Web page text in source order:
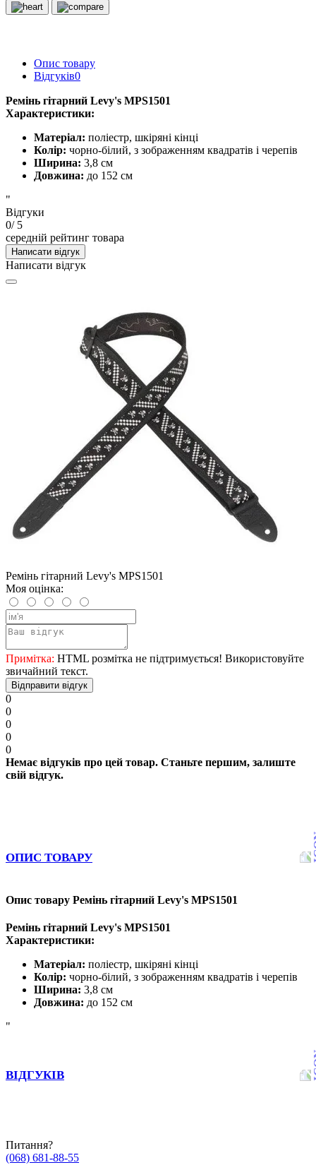
Опис товару
Відгуків0
Ремінь гітарний Levy's MPS1501
Характеристики:
Матеріал: поліестр, шкіряні кінці
Колір: чорно-білий, з зображенням квадратів і черепів
Ширина: 3,8 см
Довжина: до 152 см
"
Відгуки
0/ 5
середній рейтинг товара
Написати відгук
Написати відгук
Ремінь гітарний Levy's MPS1501
Моя оцінка:
Примітка: HTML розмітка не підтримується! Використовуйте
звичайний текст.
Відправити відгук
0
0
0
0
0
Немає відгуків про цей товар. Станьте першим, залиште
свій відгук.
ОПИС ТОВАРУ
Опис товару Ремінь гітарний Levy's MPS1501
Ремінь гітарний Levy's MPS1501
Характеристики:
Матеріал: поліестр, шкіряні кінці
Колір: чорно-білий, з зображенням квадратів і черепів
Ширина: 3,8 см
Довжина: до 152 см
"
ВІДГУКІВ
Питання?
(068) 681-88-55